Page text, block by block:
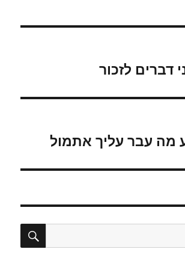
דברים לזכור
מה עבר עליך אתמול